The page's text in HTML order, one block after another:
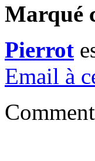
Marqué
Pierrot
Email à